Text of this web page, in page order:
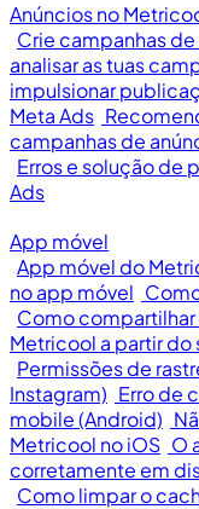
Anúncios no
Crie campanhas
analisar as tuas
impulsionar
Meta Ads
campanhas de
Erros e solução de
Ads
App móvel
App móvel do
no app móvel
Como
Metricool a partir do
Permissões de
Instagram) Erro de
mobile (Android)
Metricool no iOS O
corretamente em
Como limpar o